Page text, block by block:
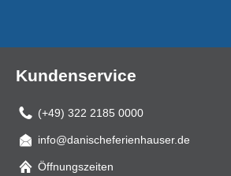
Kundenservice
(+49) 322 2185 0000
Mail
info@danischeferienhauser.de
Öffnungszeiten